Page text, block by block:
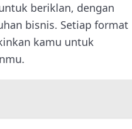
beriklan, dengan
bisnis. Setiap format
kamu untuk